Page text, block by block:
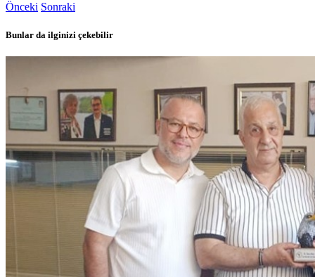
Önceki Sonraki
Bunlar da ilginizi çekebilir